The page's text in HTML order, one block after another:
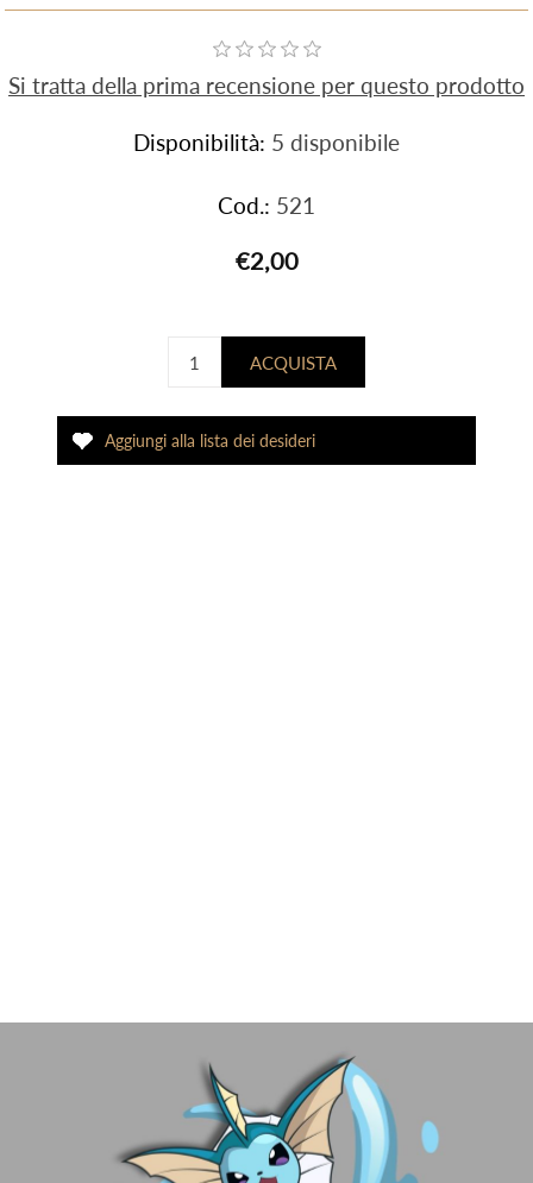
Si tratta della prima recensione per questo prodotto
Disponibilità: 5 disponibile
Cod.: 521
€2,00